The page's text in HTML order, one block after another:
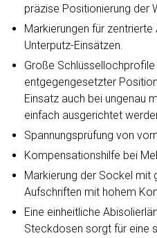
präzise Positionierung der
Markierungen für
Unterputz-Einsätzen.
Große
entgegengesetzter
Einsatz auch bei ungenau
einfach ausgerichtet
Spannungsprüfung von
Kompensationshilfe bei
Markierung der Sockel mit
Aufschriften mit hohem
Eine einheitliche
Steckdosen sorgt für eine